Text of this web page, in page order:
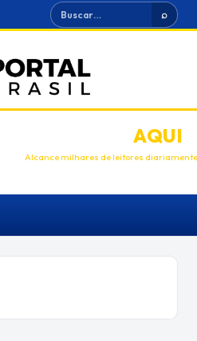
Buscar ⌕
ANUNCIEAQUI
Alcance milhares de leitores diariamente